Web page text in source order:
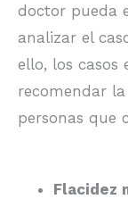
doctor pueda
analizar el
ello, los casos
recomendar
personas que
Flacidez